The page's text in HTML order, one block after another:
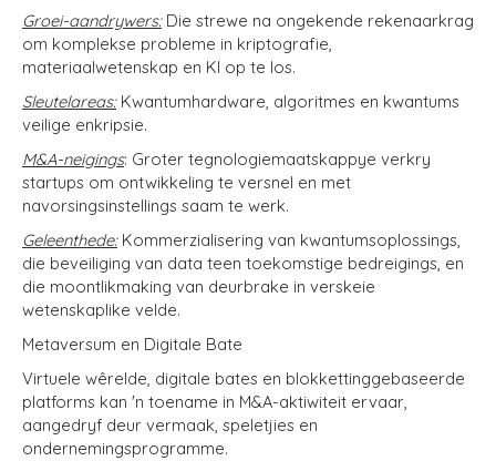
Groei-aandrywers:Die strewe na ongekende rekenaarkrag
om komplekse probleme in kriptografie,
materiaalwetenskap en KI op te los.
Sleutelareas:Kwantumhardware, algoritmes en kwantums
veilige enkripsie.
M&A-neigings: Groter tegnologiemaatskappye verkry
startups om ontwikkeling te versnel en met
navorsingsinstellings saam te werk.
Geleenthede:Kommerzialisering van kwantumsoplossings,
die beveiliging van data teen toekomstige bedreigings, en
die moontlikmaking van deurbrake in verskeie
wetenskaplike velde.
Metaversum en Digitale Bate
Virtuele wêrelde, digitale bates en blokkettinggebaseerde
platforms kan 'n toename in M&A-aktiwiteit ervaar,
aangedryf deur vermaak, speletjies en
ondernemingsprogramme.